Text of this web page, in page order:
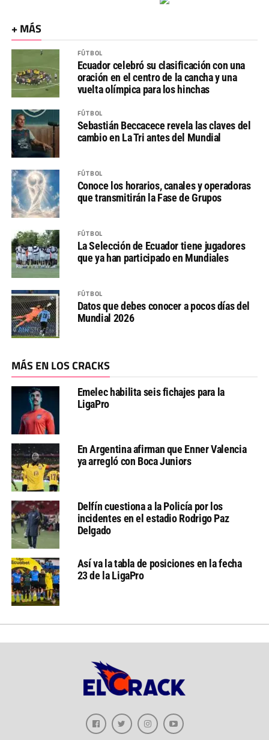
+ MÁS
FÚTBOL
Ecuador celebró su clasificación con una
oración en el centro de la cancha y una
vuelta olímpica para los hinchas
FÚTBOL
Sebastián Beccacece revela las claves del
cambio en La Tri antes del Mundial
FÚTBOL
Conoce los horarios, canales y operadoras
que transmitirán la Fase de Grupos
FÚTBOL
La Selección de Ecuador tiene jugadores
que ya han participado en Mundiales
FÚTBOL
Datos que debes conocer a pocos días del
Mundial 2026
MÁS EN LOS CRACKS
Emelec habilita seis fichajes para la
LigaPro
En Argentina afirman que Enner Valencia
ya arregló con Boca Juniors
Delfín cuestiona a la Policía por los
incidentes en el estadio Rodrigo Paz
Delgado
Así va la tabla de posiciones en la fecha
23 de la LigaPro